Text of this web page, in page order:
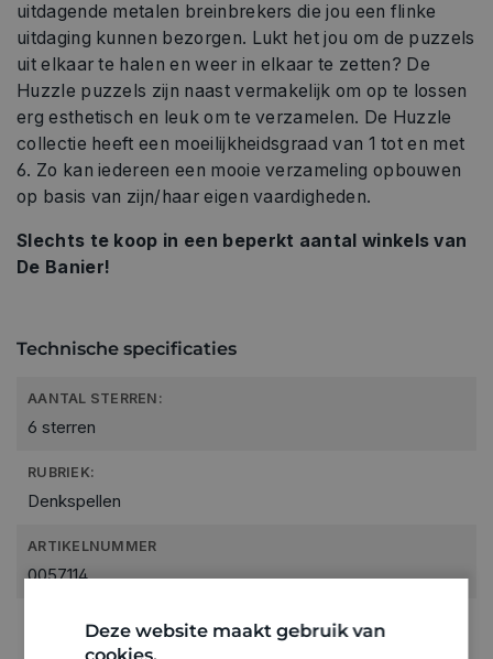
uitdagende metalen breinbrekers die jou een flinke
uitdaging kunnen bezorgen. Lukt het jou om de puzzels
uit elkaar te halen en weer in elkaar te zetten? De
Huzzle puzzels zijn naast vermakelijk om op te lossen
erg esthetisch en leuk om te verzamelen. De Huzzle
collectie heeft een moeilijkheidsgraad van 1 tot en met
6. Zo kan iedereen een mooie verzameling opbouwen
op basis van zijn/haar eigen vaardigheden.
Slechts te koop in een beperkt aantal winkels van
De Banier!
Technische specificaties
AANTAL STERREN:
6 sterren
RUBRIEK:
Denkspellen
ARTIKELNUMMER
0057114
Deze website maakt gebruik van
cookies.